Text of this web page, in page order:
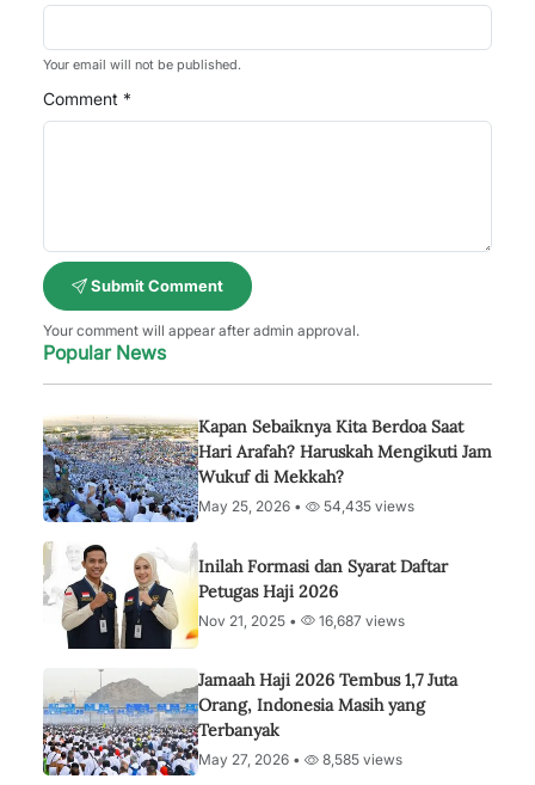
Your email will not be published.
Comment *
Submit Comment
Your comment will appear after admin approval.
Popular News
Kapan Sebaiknya Kita Berdoa Saat
Hari Arafah? Haruskah Mengikuti Jam
Wukuf di Mekkah?
May 25, 2026 • 54,435 views
Inilah Formasi dan Syarat Daftar
Petugas Haji 2026
Nov 21, 2025 • 16,687 views
Jamaah Haji 2026 Tembus 1,7 Juta
Orang, Indonesia Masih yang
Terbanyak
May 27, 2026 • 8,585 views